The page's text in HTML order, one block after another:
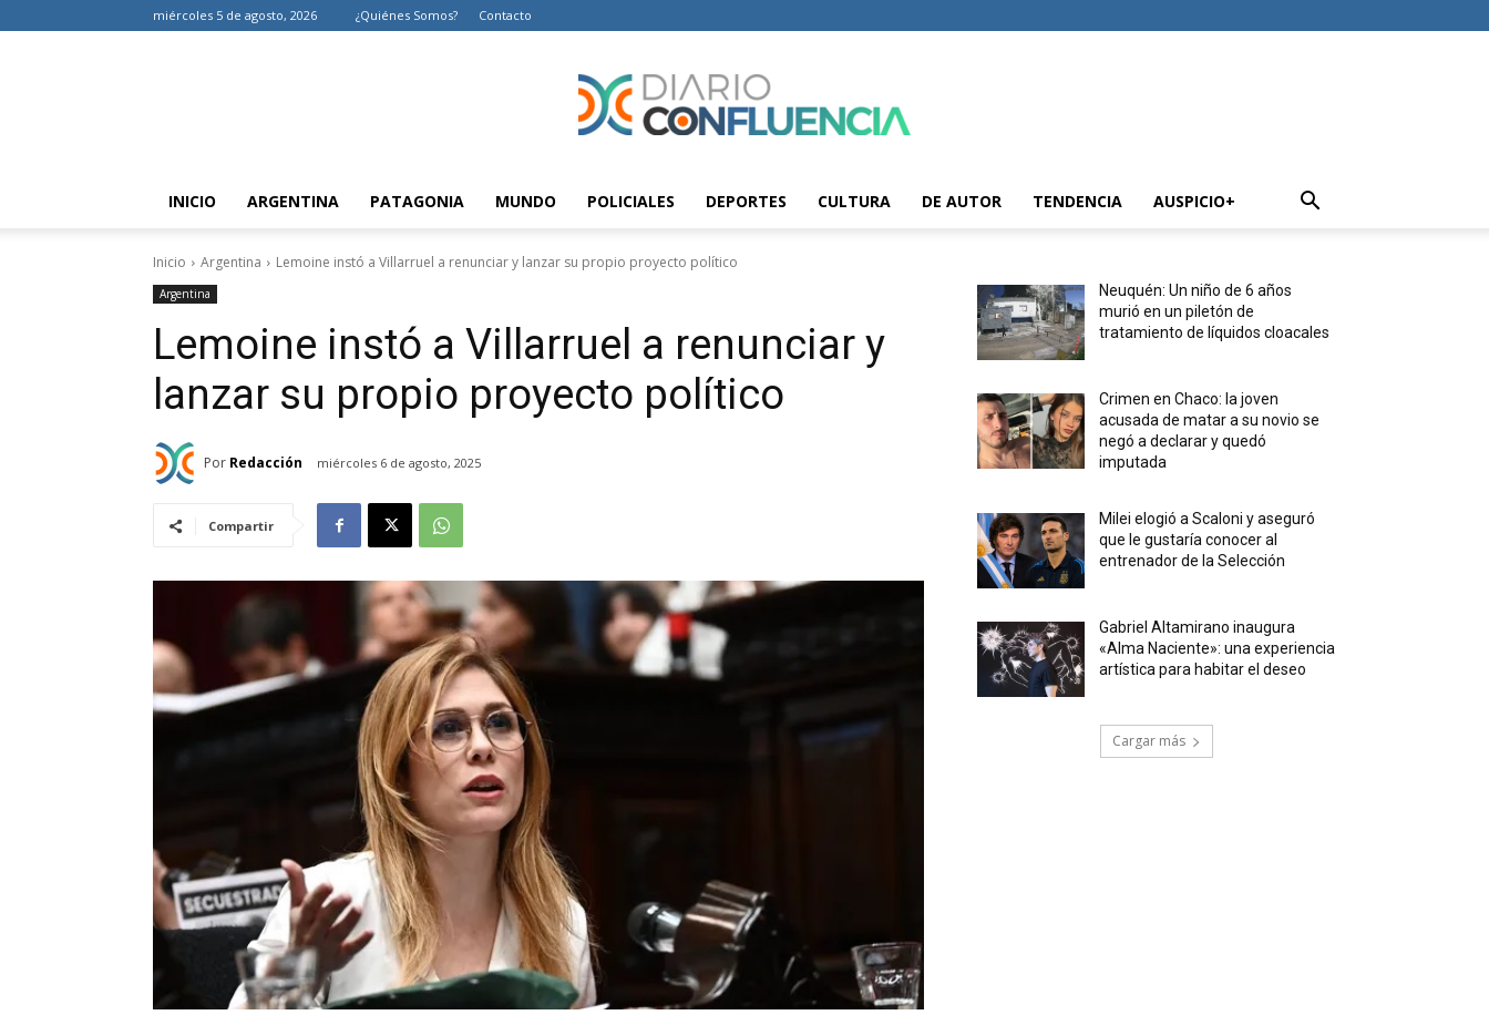
miércoles 5 de agosto, 2026 ¿Quiénes Somos? Contacto
Diario
Confluencia
Argentina
INICIO ARGENTINA PATAGONIA MUNDO POLICIALES DEPORTES CULTURA DE AUTOR TENDENCIA AUSPICIO+
Inicio Argentina Lemoine instó a Villarruel a renunciar y lanzar su propio proyecto político
Argentina
Lemoine instó a Villarruel a renunciar y
lanzar su propio proyecto político
Por Redacción miércoles 6 de agosto, 2025
Compartir
Neuquén: Un niño de 6 años
murió en un piletón de
tratamiento de líquidos cloacales
Crimen en Chaco: la joven
acusada de matar a su novio se
negó a declarar y quedó
imputada
Milei elogió a Scaloni y aseguró
que le gustaría conocer al
entrenador de la Selección
Gabriel Altamirano inaugura
«Alma Naciente»: una experiencia
artística para habitar el deseo
Cargar más